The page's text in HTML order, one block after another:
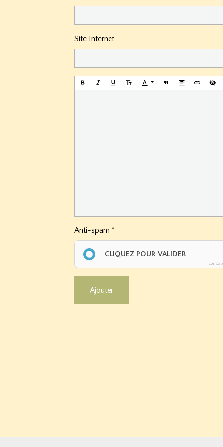
Site Internet
Anti-spam
CLIQUEZ POUR VALIDER
Ajouter